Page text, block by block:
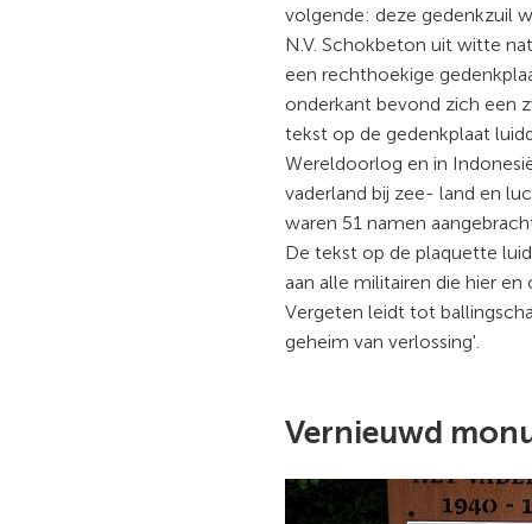
volgende: deze gedenkzuil
N.V. Schokbeton uit witte
een rechthoekige
onderkant bevond zich een
tekst op de gedenkplaat
Wereldoorlog en in
vaderland bij zee- land en
waren 51 namen
De tekst op de plaquette
aan alle militairen die hier
Vergeten leidt tot
geheim van verlossing'.
Vernieuwd